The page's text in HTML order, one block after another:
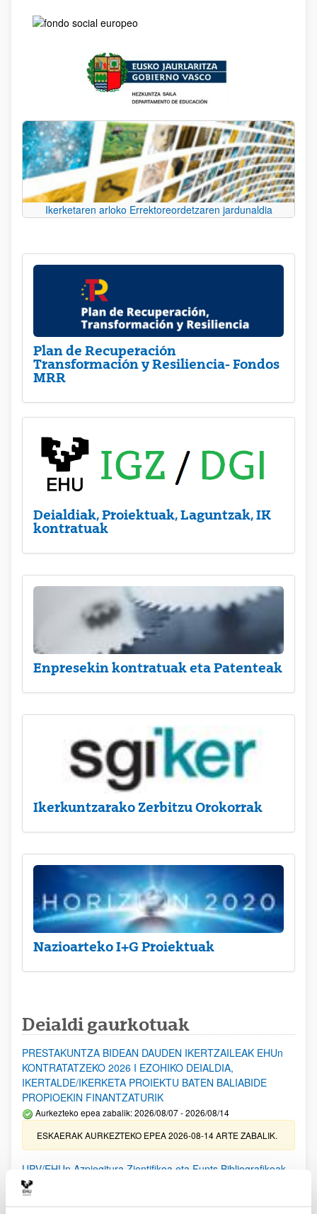
Ikerketaren arloko Errektoreordetzaren jardunaldia
Plan de Recuperación
Transformación y Resiliencia- Fondos
MRR
Deialdiak, Proiektuak, Laguntzak, IK
kontratuak
Enpresekin kontratuak eta Patenteak
Ikerkuntzarako Zerbitzu Orokorrak
Nazioarteko I+G Proiektuak
Deialdi gaurkotuak
PRESTAKUNTZA BIDEAN DAUDEN IKERTZAILEAK EHUn
KONTRATATZEKO 2026 I EZOHIKO DEIALDIA,
IKERTALDE/IKERKETA PROIEKTU BATEN BALIABIDE
PROPIOEKIN FINANTZATURIK
Aurkezteko epea zabalik: 2026/08/07 - 2026/08/14
ESKAERAK AURKEZTEKO EPEA 2026-08-14 ARTE ZABALIK.
UPV/EHUn Azpiegitura Zientifikoa eta Funts Bibliografikoak
erosi eta berritzeko laguntzak 2026